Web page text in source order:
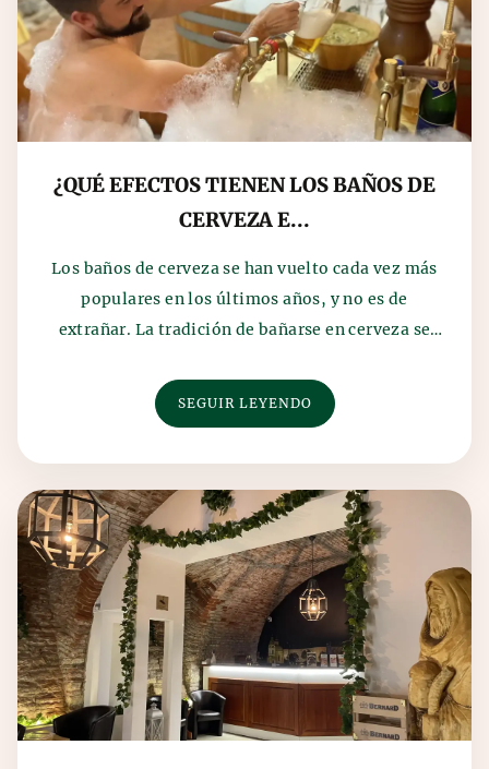
¿QUÉ EFECTOS TIENEN LOS BAÑOS DE
CERVEZA E...
Los baños de cerveza se han vuelto cada vez más
populares en los últimos años, y no es de
extrañar. La tradición de bañarse en cerveza se
SEGUIR LEYENDO